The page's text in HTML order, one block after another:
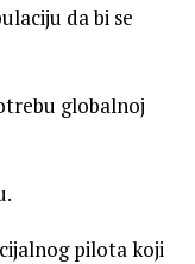
da bi se
globalnoj
pilota koji